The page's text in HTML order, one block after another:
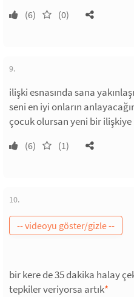
(6) (0)
9.
ilişki esnasında sana
seni en iyi onların
çocuk olursan yeni bir
(6) (1)
10.
bir kere de 35 dakika halay
tepkiler veriyorsa artık*